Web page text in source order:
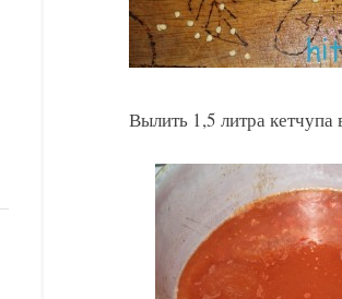
Вылить 1,5 литра